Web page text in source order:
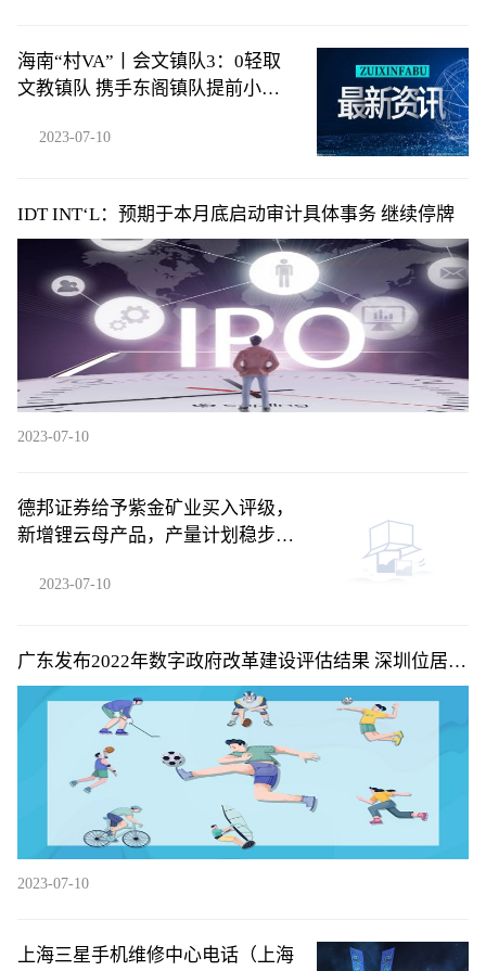
海南“村VA”丨会文镇队3：0轻取
文教镇队 携手东阁镇队提前小组
2023-07-10
IDT INT‘L：预期于本月底启动审计具体事务 继续停牌
2023-07-10
德邦证券给予紫金矿业买入评级，
新增锂云母产品，产量计划稳步兑
2023-07-10
广东发布2022年数字政府改革建设评估结果 深圳位居省
内第一梯队
2023-07-10
上海三星手机维修中心电话（上海